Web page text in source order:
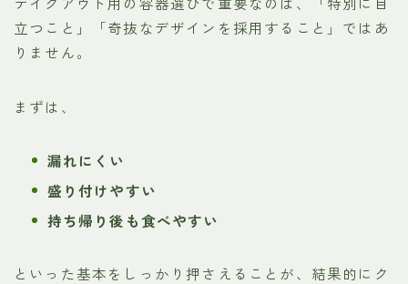
立つこと」「奇抜なデザインを採用すること」ではあ
りません。
まずは、
漏れにくい
盛り付けやすい
持ち帰り後も食べやすい
といった基本をしっかり押さえることが、結果的にク